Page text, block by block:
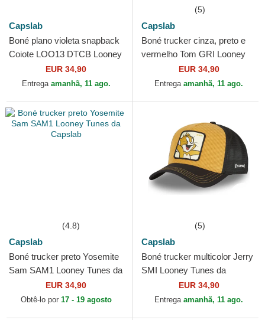
Capslab
Boné plano violeta snapback
Coiote LOO13 DTCB Looney
Tunes da Capslab
EUR 34,90
Entrega amanhã, 11 ago.
(5)
Capslab
Boné trucker cinza, preto e
vermelho Tom GRI Looney
Tunes da Capslab
EUR 34,90
Entrega amanhã, 11 ago.
(4.8)
Capslab
Boné trucker preto Yosemite
Sam SAM1 Looney Tunes da
EUR 34,90
Obtê-lo por 17 - 19 agosto
(5)
Capslab
Boné trucker multicolor Jerry
SMI Looney Tunes da
EUR 34,90
Entrega amanhã, 11 ago.